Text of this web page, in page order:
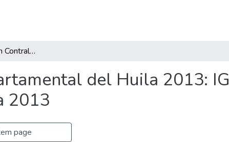
Informe de Gestión Contraloría Departamental del Huila 2013: IG Contraloría Departamental del Huila 2013
del Huila 2013: IG
2013
page